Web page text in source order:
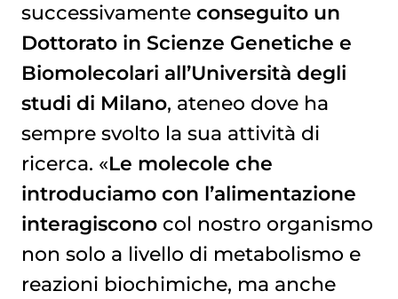
successivamente conseguito un
Dottorato in Scienze Genetiche e
Biomolecolari all’Università degli
studi di Milano, ateneo dove ha
sempre svolto la sua attività di
ricerca. «Le molecole che
introduciamo con l’alimentazione
interagisconocol nostro organismo
non solo a livello di metabolismo e
reazioni biochimiche, ma anche